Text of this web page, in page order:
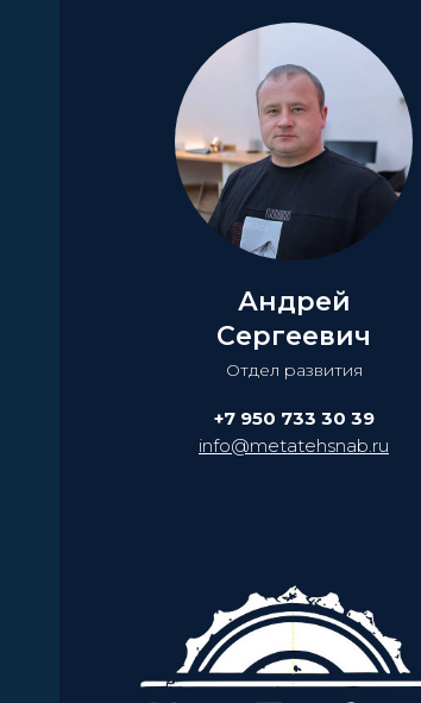
Андрей
Сергеевич
Отдел развития
+7 950 733 30 39
info@metatehsnab.ru